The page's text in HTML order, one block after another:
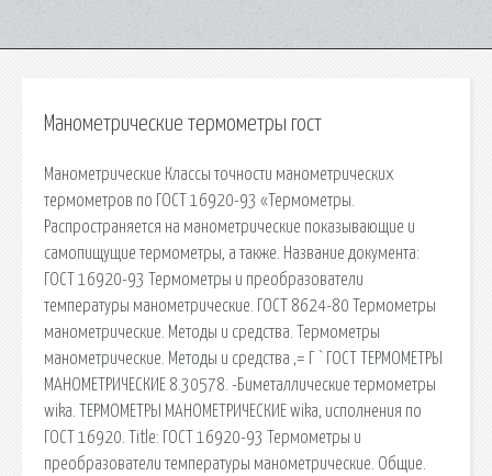
Манометрические термометры гост
Манометрические Классы точности манометрических
термометров по ГОСТ 16920-93 «Термометры.
Распространяется на манометрические показывающие и
самопищущие термометры, а также. Название документа:
ГОСТ 16920-93 Термометры и преобразователи
температуры манометрические. ГОСТ 8624-80 Термометры
манометрические. Методы и средства. Термометры
манометрические. Методы и средства ‚= Г ` ГОСТ ТЕРМОМЕТРЫ
МАНОМЕТРИЧЕСКИЕ 8.30578. -Биметаллические термометры
wika. ТЕРМОМЕТРЫ МАНОМЕТРИЧЕСКИЕ wika, исполнения по
ГОСТ 16920. Title: ГОСТ 16920-93 Термометры и
преобразователи температуры манометрические. Общие.